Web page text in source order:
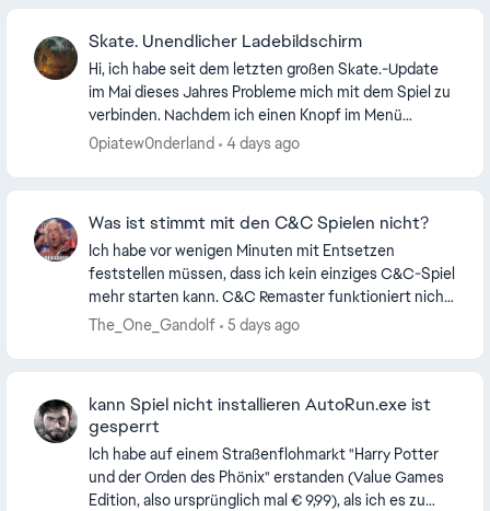
Skate. Unendlicher Ladebildschirm
Hi, ich habe seit dem letzten großen Skate.-Update
im Mai dieses Jahres Probleme mich mit dem Spiel zu
verbinden. Nachdem ich einen Knopf im Menü
gedrückt habe steht da ganz normal "Shader werden
0piatew0nderland 4 days ago
Was ist stimmt mit den C&C Spielen nicht?
Ich habe vor wenigen Minuten mit Entsetzen
feststellen müssen, dass ich kein einziges C&C-Spiel
mehr starten kann. C&C Remaster funktioniert nicht
wegen Origin-Anmeldung. Alarmstufe Rot 2 und 3 fu...
The_One_Gandolf 5 days ago
kann Spiel nicht installieren AutoRun.exe ist
gesperrt
Ich habe auf einem Straßenflohmarkt "Harry Potter
und der Orden des Phönix" erstanden (Value Games
Edition, also ursprünglich mal € 9,99), als ich es zu